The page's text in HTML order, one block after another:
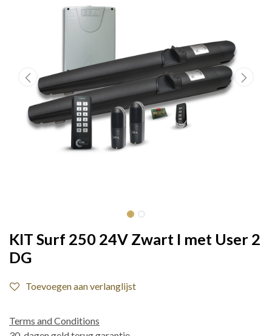
KIT Surf 250 24V Zwart I met User 2
DG
Toevoegen aan verlanglijst
Terms and Conditions